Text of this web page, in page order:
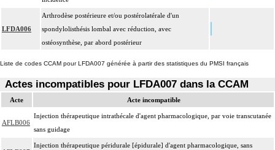
LFDA006
Arthrodèse postérieure et/ou postérolatérale d'un
spondylolisthésis lombal avec réduction, avec
ostéosynthèse, par abord postérieur
Liste de codes CCAM pour LFDA007 générée à partir des statistiques du PMSI français
Actes incompatibles pour LFDA007 dans la CCAM
Acte Acte incompatible
AFLB006
Injection thérapeutique intrathécale d'agent pharmacologique, par voie transcutanée
sans guidage
Injection thérapeutique péridurale [épidurale] d'agent pharmacologique, sans